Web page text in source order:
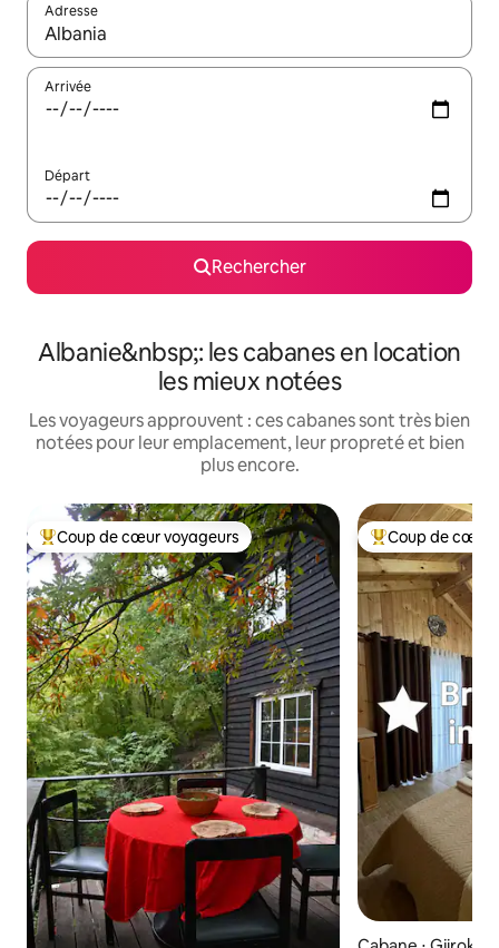
Adresse
Lorsque les résultats s'affichent, utilisez les flèches vers le
Arrivée
Départ
Rechercher
Albanie&nbsp;: les cabanes en location
les mieux notées
Les voyageurs approuvent : ces cabanes sont très bien
notées pour leur emplacement, leur propreté et bien
plus encore.
Coups de cœur voyageurs les plus appréciés
Coup de cœur voyageurs Coups de cœur
Coup de cœur